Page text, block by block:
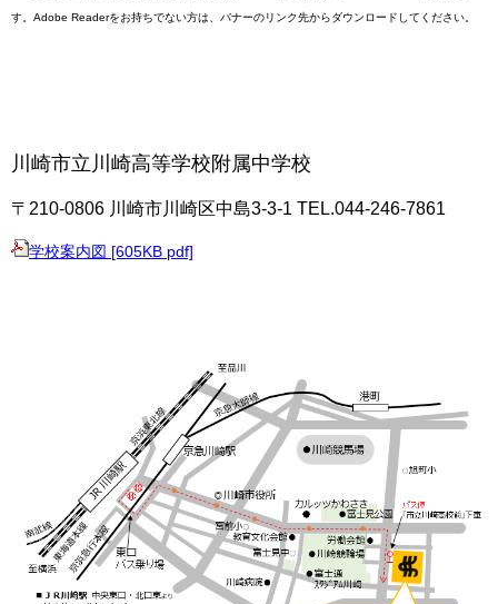
す。Adobe Readerをお持ちでない方は、バナーのリンク先からダウンロードしてください。
川崎市立川崎高等学校附属中学校
〒210-0806 川崎市川崎区中島3-3-1 TEL.044-246-7861
学校案内図 [605KB pdf]